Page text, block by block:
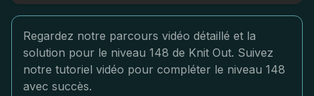
Regardez notre parcours vidéo détaillé et la
solution pour le niveau 148 de Knit Out. Suivez
notre tutoriel vidéo pour compléter le niveau 148
avec succès.